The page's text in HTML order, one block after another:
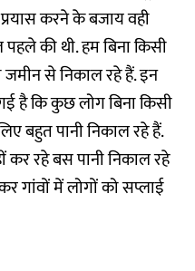
करने के बजाय वही
की थी. हम बिना किसी
जमीन से निकाल रहे हैं. इन
है कि कुछ लोग बिना किसी
बहुत पानी निकाल रहे हैं.
कर रहे बस पानी निकाल रहे
गांवों में लोगों को सप्लाई